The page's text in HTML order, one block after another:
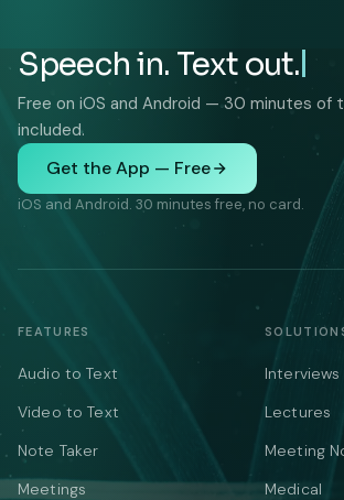
Speech in. Text out.
Free on iOS and Android — 30 minutes of
included.
Get the App — Free
iOS and Android. 30 minutes free, no card.
FEATURES
Audio to Text
Video to Text
Note Taker
Meetings
Interviews
Lectures
Meeting
Medical